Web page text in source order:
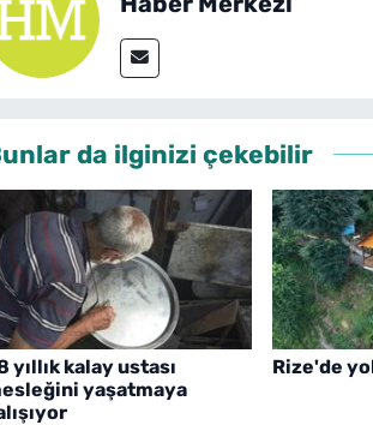
da ilginizi çekebilir
yıllık kalay ustası
yaşatmaya
Rize'de